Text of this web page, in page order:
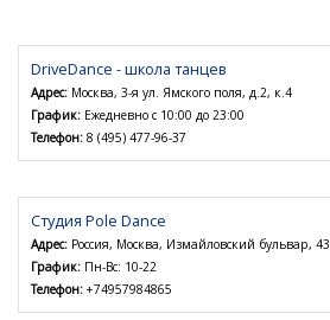
DriveDance - школа танцев
Адрес: Москва, 3-я ул. Ямского поля, д.2, к.4
График: Ежедневно с 10:00 до 23:00
Телефон: 8 (495) 477-96-37
Студия Pole Dance
Адрес: Россия, Москва, Измайловский бульвар, 43
График: Пн-Вс: 10-22
Телефон: +74957984865